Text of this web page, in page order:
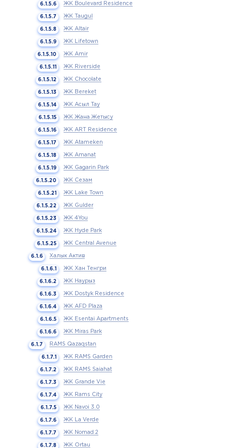
ЖК Boulevard Residence
ЖК Taugul
ЖК Altair
ЖК Lifetown
ЖК Amir
ЖК Riverside
ЖК Chocolate
ЖК Bereket
ЖК Асыл Тау
ЖК Жана Жетысу
ЖК ART Residence
ЖК Atameken
ЖК Amanat
ЖК Gagarin Park
ЖК Сезам
ЖК Lake Town
ЖК Gulder
ЖК 4You
ЖК Hyde Park
ЖК Central Avenue
Халык Актив
ЖК Хан Тенгри
ЖК Наурыз
ЖК Dostyk Residence
ЖК AFD Plaza
ЖК Esentai Apartments
ЖК Miras Park
RAMS Qazaqstan
ЖК RAMS Garden
ЖК RAMS Saiahat
ЖК Grande Vie
ЖК Rams City
ЖК Navoi 3.0
ЖК La Verde
ЖК Nomad 2
ЖК Ortau